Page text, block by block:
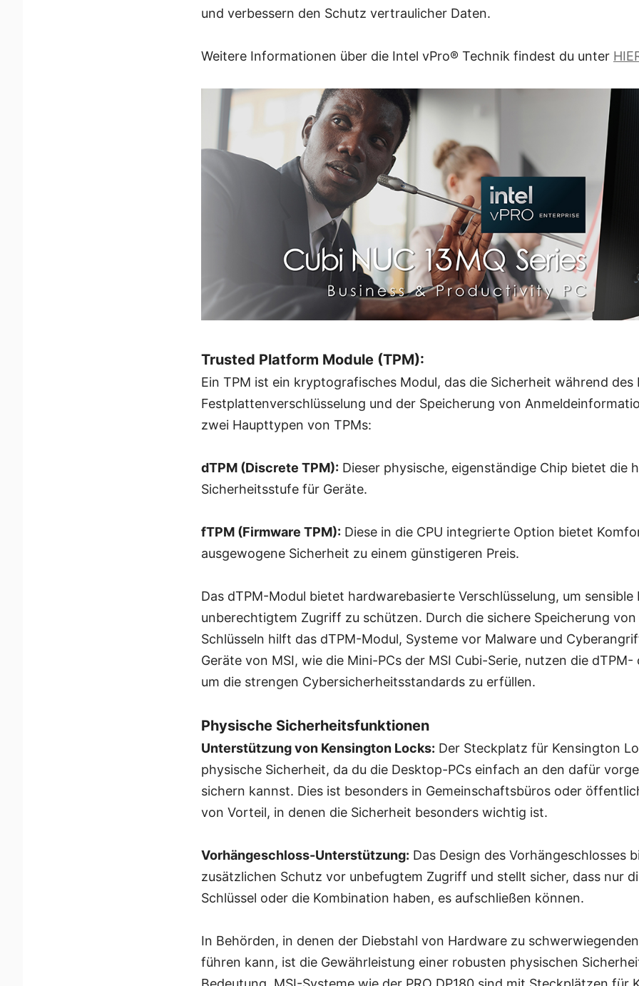
und verbessern den Schutz vertraulicher Daten.
Weitere Informationen über die Intel vPro® Technik findest du unter
Trusted Platform Module (TPM):
Ein TPM ist ein kryptografisches Modul, das die Sicherheit während
Festplattenverschlüsselung und der Speicherung von
zwei Haupttypen von TPMs:
dTPM (Discrete TPM): Dieser physische, eigenständige Chip bietet die
Sicherheitsstufe für Geräte.
fTPM (Firmware TPM): Diese in die CPU integrierte Option bietet
ausgewogene Sicherheit zu einem günstigeren Preis.
Das dTPM-Modul bietet hardwarebasierte Verschlüsselung, um
unberechtigtem Zugriff zu schützen. Durch die sichere Speicherung
Schlüsseln hilft das dTPM-Modul, Systeme vor Malware und
Geräte von MSI, wie die Mini-PCs der MSI Cubi-Serie, nutzen die
um die strengen Cybersicherheitsstandards zu erfüllen.
Physische Sicherheitsfunktionen
Unterstützung von Kensington Locks: Der Steckplatz für Kensington
physische Sicherheit, da du die Desktop-PCs einfach an den dafür
sichern kannst. Dies ist besonders in Gemeinschaftsbüros oder
von Vorteil, in denen die Sicherheit besonders wichtig ist.
Vorhängeschloss-Unterstützung: Das Design des Vorhängeschlosses
zusätzlichen Schutz vor unbefugtem Zugriff und stellt sicher, dass nur
Schlüssel oder die Kombination haben, es aufschließen können.
In Behörden, in denen der Diebstahl von Hardware zu
führen kann, ist die Gewährleistung einer robusten physischen